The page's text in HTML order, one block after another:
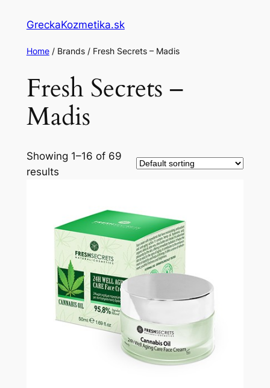
GreckaKozmetika.sk
Home/ Brands / Fresh Secrets – Madis
Fresh Secrets –
Madis
Showing 1–16 of 69
results